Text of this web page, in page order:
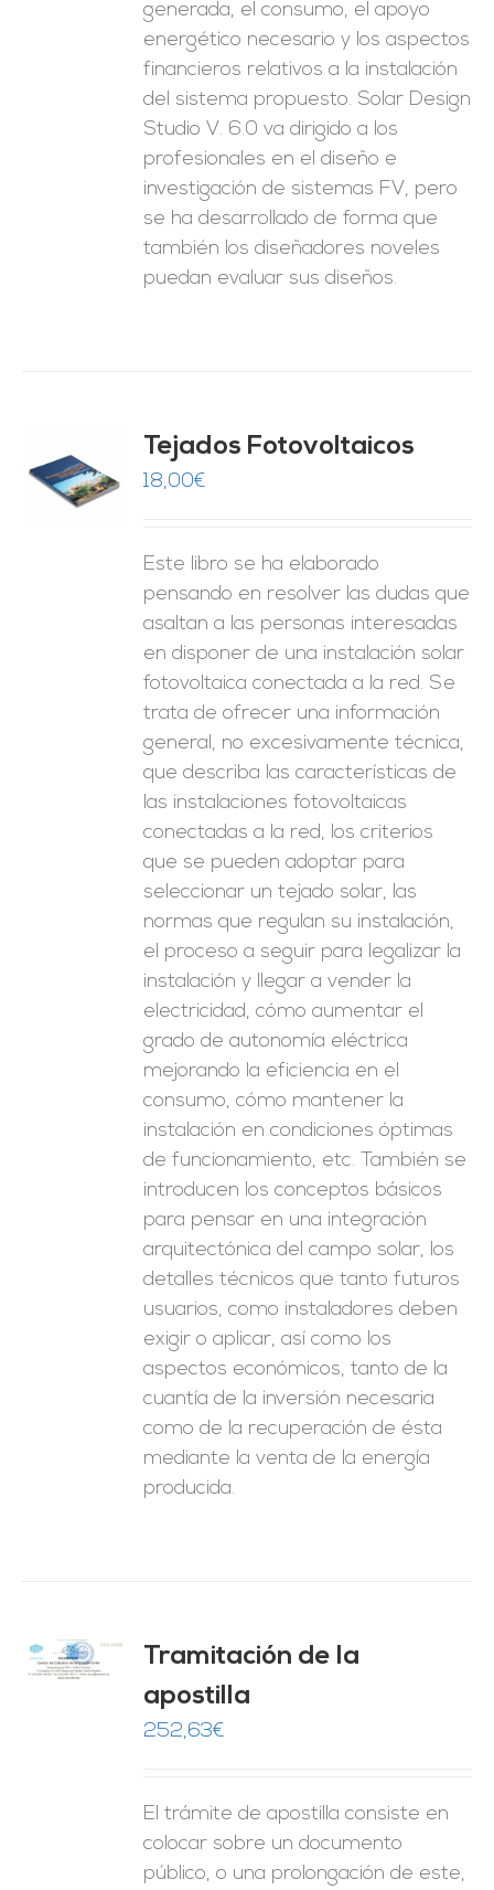
generada, el consumo, el apoyo
energético necesario y los aspectos
financieros relativos a la instalación
del sistema propuesto. Solar Design
Studio V. 6.0 va dirigido a los
profesionales en el diseño e
investigación de sistemas FV, pero
se ha desarrollado de forma que
también los diseñadores noveles
puedan evaluar sus diseños.
Tejados Fotovoltaicos
18,00€
Este libro se ha elaborado
pensando en resolver las dudas que
asaltan a las personas interesadas
en disponer de una instalación solar
fotovoltaica conectada a la red. Se
trata de ofrecer una información
general, no excesivamente técnica,
que describa las características de
las instalaciones fotovoltaicas
conectadas a la red, los criterios
que se pueden adoptar para
seleccionar un tejado solar, las
normas que regulan su instalación,
el proceso a seguir para legalizar la
instalación y llegar a vender la
electricidad, cómo aumentar el
grado de autonomía eléctrica
mejorando la eficiencia en el
consumo, cómo mantener la
instalación en condiciones óptimas
de funcionamiento, etc. También se
introducen los conceptos básicos
para pensar en una integración
arquitectónica del campo solar, los
detalles técnicos que tanto futuros
usuarios, como instaladores deben
exigir o aplicar, así como los
aspectos económicos, tanto de la
cuantía de la inversión necesaria
como de la recuperación de ésta
mediante la venta de la energía
producida.
Tramitación de la
apostilla
252,63€
El trámite de apostilla consiste en
colocar sobre un documento
público, o una prolongación de este,